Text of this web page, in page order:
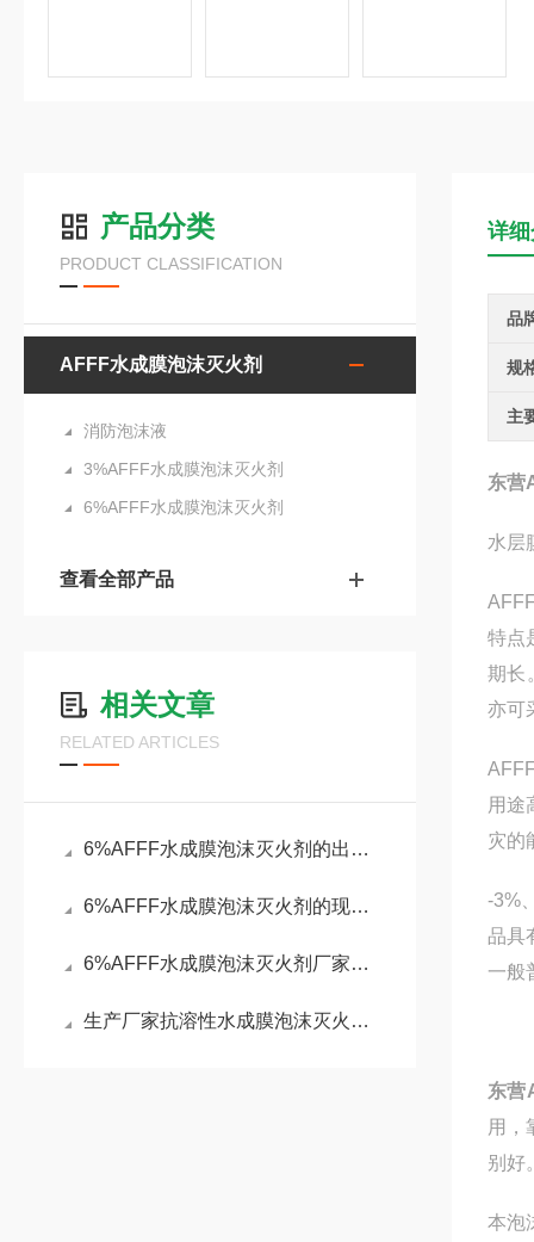
产品分类
PRODUCT CLASSIFICATION
AFFF水成膜泡沫灭火剂
消防泡沫液
3%AFFF水成膜泡沫灭火剂
6%AFFF水成膜泡沫灭火剂
查看全部产品
相关文章
RELATED ARTICLES
6%AFFF水成膜泡沫灭火剂的出厂报告
6%AFFF水成膜泡沫灭火剂的现场效果
6%AFFF水成膜泡沫灭火剂厂家供货资质
生产厂家抗溶性水成膜泡沫灭火剂的高效
详
品
规
主
东营
水层
特点
期长
亦可
用途
灾的
-3%
品具
一般
东营
用，
别好
本泡